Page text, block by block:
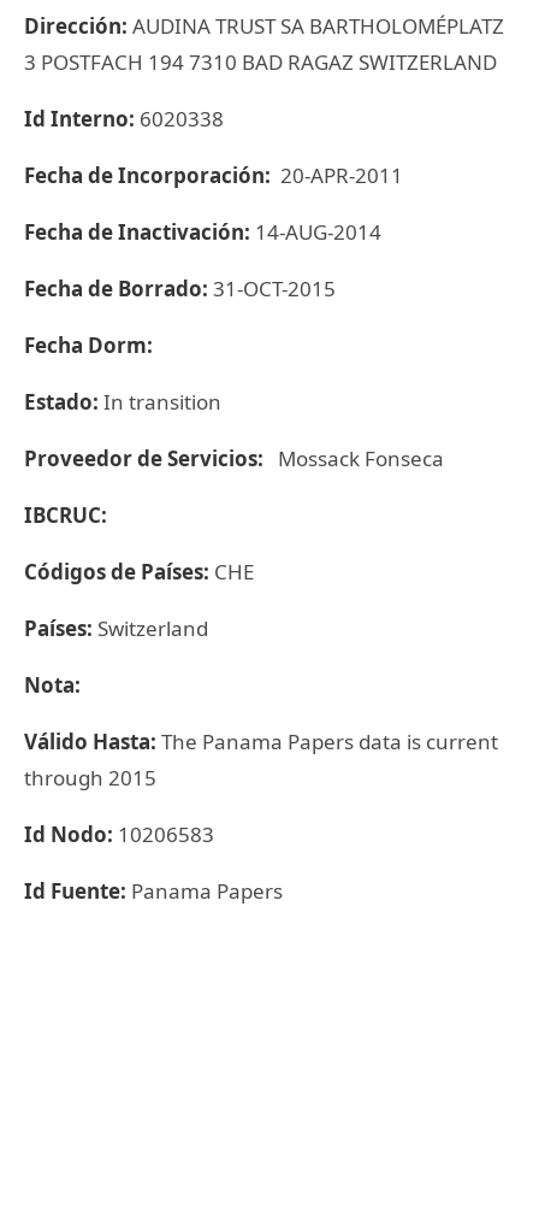
Dirección: AUDINA TRUST SA BARTHOLOMÉPLATZ
3 POSTFACH 194 7310 BAD RAGAZ SWITZERLAND
Id Interno: 6020338
Fecha de Incorporación: 20-APR-2011
Fecha de Inactivación: 14-AUG-2014
Fecha de Borrado: 31-OCT-2015
Fecha Dorm:
Estado: In transition
Proveedor de Servicios: Mossack Fonseca
IBCRUC:
Códigos de Países: CHE
Países: Switzerland
Nota:
Válido Hasta: The Panama Papers data is current
through 2015
Id Nodo: 10206583
Id Fuente: Panama Papers